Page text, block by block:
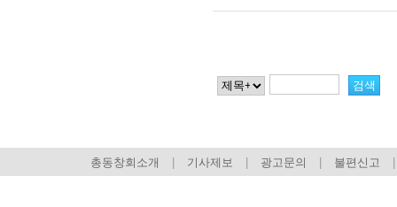
총동창회소개 기사제보 광고문의 불편신고